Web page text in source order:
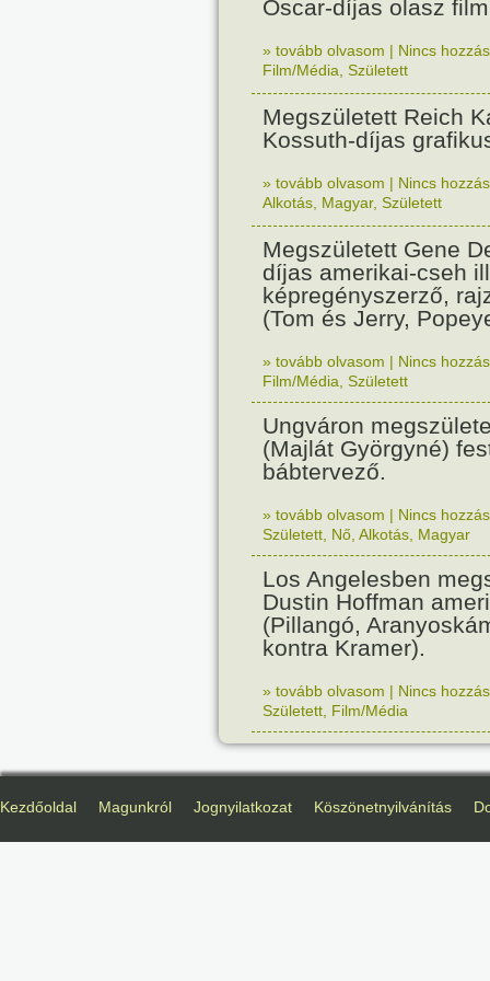
Oscar-díjas olasz
» tovább olvasom | Nincs
Film/Média Született
Megszületett Reich
Kossuth-díjas
» tovább olvasom | Nincs
Alkotás Magyar, Született
Megszületett Gene
díjas amerikai-cseh
képregényszerző,
(Tom és Jerry,
» tovább olvasom | Nincs
Film/Média Született
Ungváron
(Majlát Györgyné)
bábtervező.
» tovább olvasom | Nincs
Született Nő Alkotás Magyar
Los Angelesben
Dustin Hoffman
(Pillangó,
kontra Kramer).
» tovább olvasom | Nincs
Született Film/Média
Kezdőoldal Magunkról Jognyilatkozat Köszönetnyilvánítás